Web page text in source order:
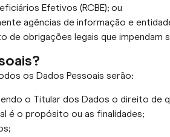
Efetivos (RCBE); ou
agências de informação e
obrigações legais que impendam
os Dados Pessoais serão:
o Titular dos Dados o direito de
é o propósito ou as finalidades;